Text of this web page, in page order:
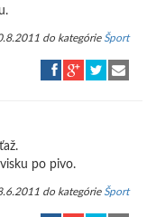
do kategórie Šport
po pivo.
do kategórie Šport